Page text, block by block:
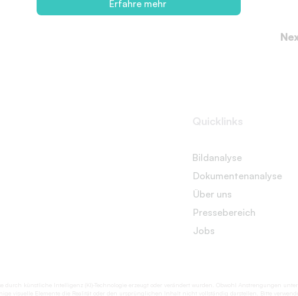
Erfahre mehr
Quicklinks
Bildanalyse
Dokumentenanalyse
Über uns
Pressebereich
Jobs
durch künstliche Intelligenz (KI)-Technologie erzeugt oder verändert wurden. Obwohl Anstrengungen
visuelle Elemente die Realität oder den ursprünglichen Inhalt nicht vollständig darstellen. Bitte